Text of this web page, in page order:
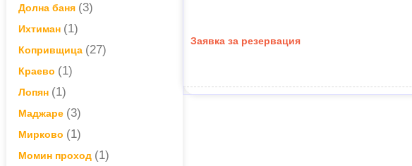
Долна баня (3)
Ихтиман (1)
Копривщица (27)
Краево (1)
Лопян (1)
Маджаре (3)
Мирково (1)
Момин проход (1)
Заявка за резервация